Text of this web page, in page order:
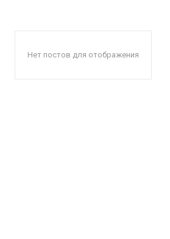
Нет постов для отображения